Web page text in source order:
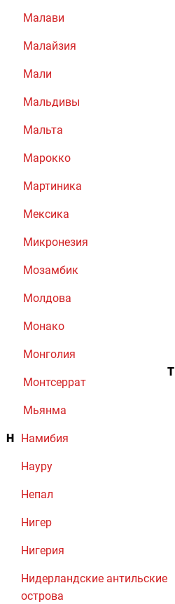
Малави
Малайзия
Мали
Мальдивы
Мальта
Марокко
Мартиника
Мексика
Микронезия
Мозамбик
Молдова
Монако
Монголия
Монтсеррат
Мьянма
Н Намибия
Науру
Непал
Нигер
Нигерия
Нидерландские антильские
острова
Т